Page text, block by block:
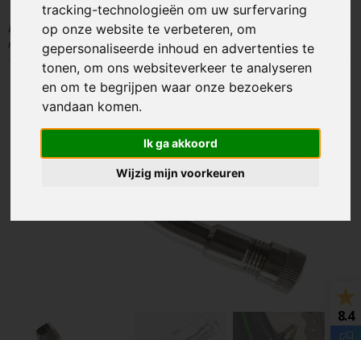
tracking-technologieën om uw surfervaring
op onze website te verbeteren, om
gepersonaliseerde inhoud en advertenties te
tonen, om ons websiteverkeer te analyseren
en om te begrijpen waar onze bezoekers
vandaan komen.
Ik ga akkoord
Wijzig mijn voorkeuren
Home >AUTO ACCESSOIRES>Overige auto accessoires
nippel – 135 graden – verloopnippel
8.4